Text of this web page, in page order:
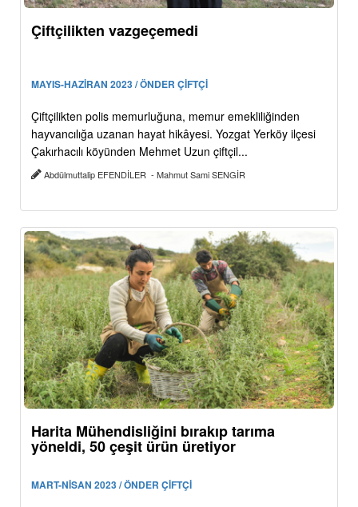
Çiftçilikten vazgeçemedi
MAYIS-HAZİRAN 2023 / ÖNDER ÇİFTÇİ
Çiftçilikten polis memurluğuna, memur emekliliğinden
hayvancılığa uzanan hayat hikâyesi. Yozgat Yerköy ilçesi
Çakırhacılı köyünden Mehmet Uzun çiftçil...
Abdülmuttalip EFENDİLER - Mahmut Sami SENGİR
Harita Mühendisliğini bırakıp tarıma
yöneldi, 50 çeşit ürün üretiyor
MART-NİSAN 2023 / ÖNDER ÇİFTÇİ